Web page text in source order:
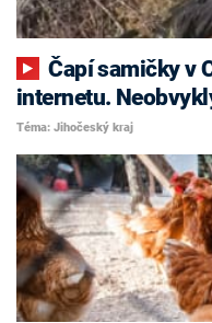
Čapí samičky v Chýnově se staly hvězdami
internetu.
Téma: Jihočeský kraj